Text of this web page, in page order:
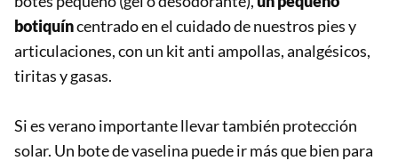
botiquíncentrado en el cuidado de nuestros pies y
articulaciones, con un kit anti ampollas, analgésicos,
tiritas y gasas.
Si es verano importante llevar también protección
solar. Un bote de vaselina puede ir más que bien para